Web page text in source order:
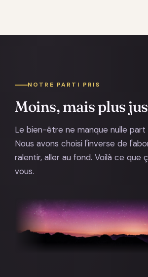
NOTRE PARTI PRIS
Moins, mais plus
Le bien-être ne manque nulle part
Nous avons choisi l'inverse de
ralentir, aller au fond. Voilà ce que
vous.